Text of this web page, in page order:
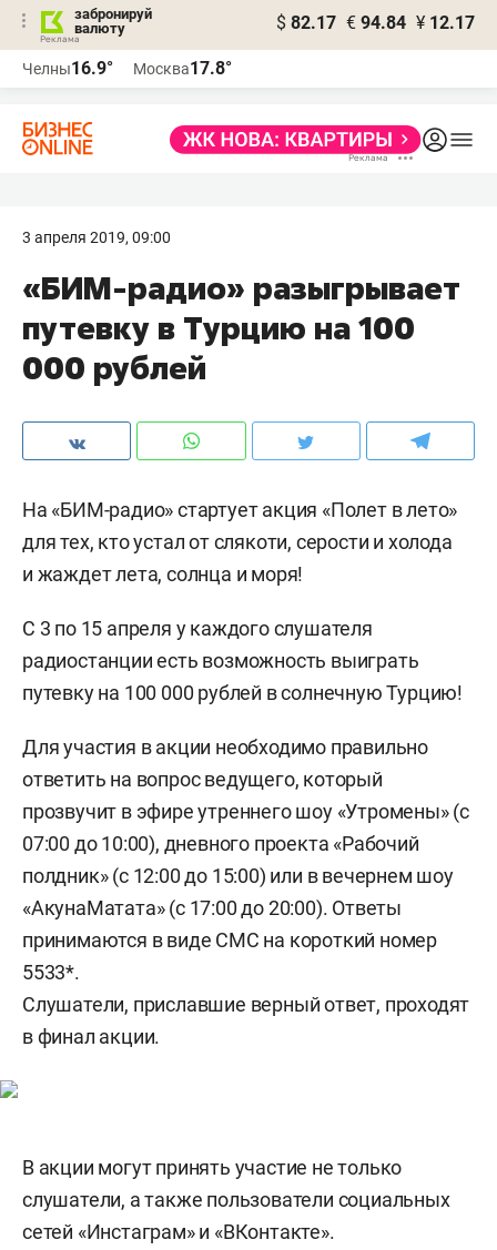
забронируй
валюту
$ 82.17 € 94.84 ¥ 12.17
Челны16.9° Москва17.8°
3 апреля 2019, 09:00
«БИМ-радио» разыгрывает
путевку в Турцию на 100
000 рублей
На «БИМ-радио» стартует акция «Полет в лето»
для тех, кто устал от слякоти, серости и холода
и жаждет лета, солнца и моря!
С 3 по 15 апреля у каждого слушателя
радиостанции есть возможность выиграть
путевку на 100 000 рублей в солнечную Турцию!
Для участия в акции необходимо правильно
ответить на вопрос ведущего, который
прозвучит в эфире утреннего шоу «Утромены» (с
07:00 до 10:00), дневного проекта «Рабочий
полдник» (с 12:00 до 15:00) или в вечернем шоу
«АкунаМатата» (с 17:00 до 20:00). Ответы
принимаются в виде СМС на короткий номер
5533*.
Слушатели, приславшие верный ответ, проходят
в финал акции.
В акции могут принять участие не только
слушатели, а также пользователи социальных
сетей «Инстаграм» и «ВКонтакте».